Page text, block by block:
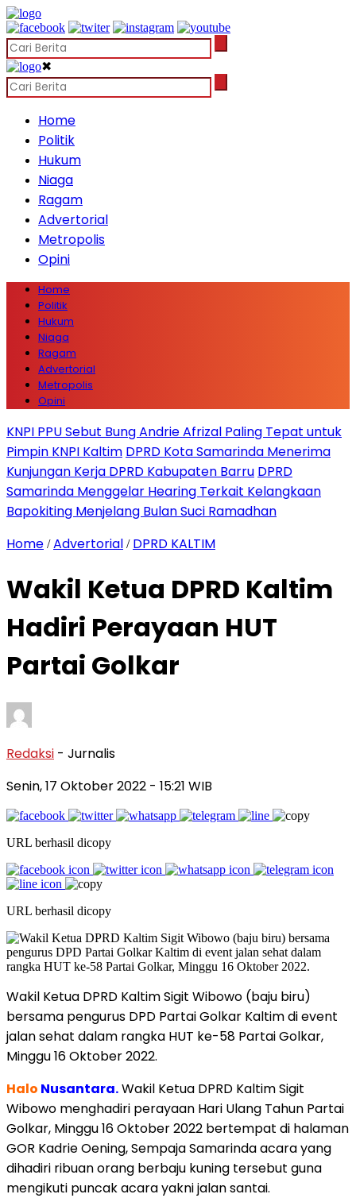
✖
Home
Politik
Hukum
Niaga
Ragam
Advertorial
Metropolis
Opini
Home
Politik
Hukum
Niaga
Ragam
Advertorial
Metropolis
Opini
KNPI PPU Sebut Bung Andrie Afrizal Paling Tepat untuk
Pimpin KNPI Kaltim DPRD Kota Samarinda Menerima
Kunjungan Kerja DPRD Kabupaten Barru DPRD
Samarinda Menggelar Hearing Terkait Kelangkaan
Bapokiting Menjelang Bulan Suci Ramadhan
Home /Advertorial / DPRD KALTIM
Wakil Ketua DPRD Kaltim
Hadiri Perayaan HUT
Partai Golkar
Redaksi - Jurnalis
Senin, 17 Oktober 2022 - 15:21 WIB
URL berhasil dicopy
URL berhasil dicopy
Wakil Ketua DPRD Kaltim Sigit Wibowo (baju biru)
bersama pengurus DPD Partai Golkar Kaltim di event
jalan sehat dalam rangka HUT ke-58 Partai Golkar,
Minggu 16 Oktober 2022.
Halo Nusantara.Wakil Ketua DPRD Kaltim Sigit
Wibowo menghadiri perayaan Hari Ulang Tahun Partai
Golkar, Minggu 16 Oktober 2022 bertempat di halaman
GOR Kadrie Oening, Sempaja Samarinda acara yang
dihadiri ribuan orang berbaju kuning tersebut guna
mengikuti puncak acara yakni jalan santai.